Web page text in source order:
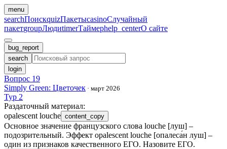
menu
searchПоискquizПакетыcasinoСлучайный
пакетgroupЛюдиtimerТаймерhelp_centerО сайте
bug_report
search
login
Вопрос 19
Simply Green: Цветочек · март 2026
Тур 2
Раздаточный материал:
opalescent louche content_copy
Основное значение французского слова louche [луш] –
подозрительный. Эффект opalescent louche [опалеса́н луш] –
один из признаков качественного ЕГО. Назовите ЕГО.